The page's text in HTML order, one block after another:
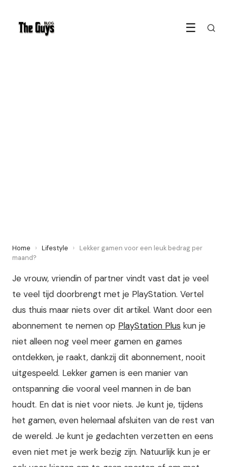
☰
Home › Lifestyle ›
Lekker gamen voor een leuk bedrag per
maand?
Je vrouw, vriendin of partner vindt vast dat je veel
te veel tijd doorbrengt met je PlayStation. Vertel
dus thuis maar niets over dit artikel. Want door een
abonnement te nemen op PlayStation Plus kun je
niet alleen nog veel meer gamen en games
ontdekken, je raakt, dankzij dit abonnement, nooit
uitgespeeld. Lekker gamen is een manier van
ontspanning die vooral veel mannen in de ban
houdt. En dat is niet voor niets. Je kunt je, tijdens
het gamen, even helemaal afsluiten van de rest van
de wereld. Je kunt je gedachten verzetten en eens
even niet met je werk bezig zijn. Natuurlijk kun je er